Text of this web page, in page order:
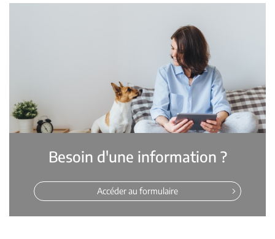
Besoin d'une information ?
Accéder au formulaire